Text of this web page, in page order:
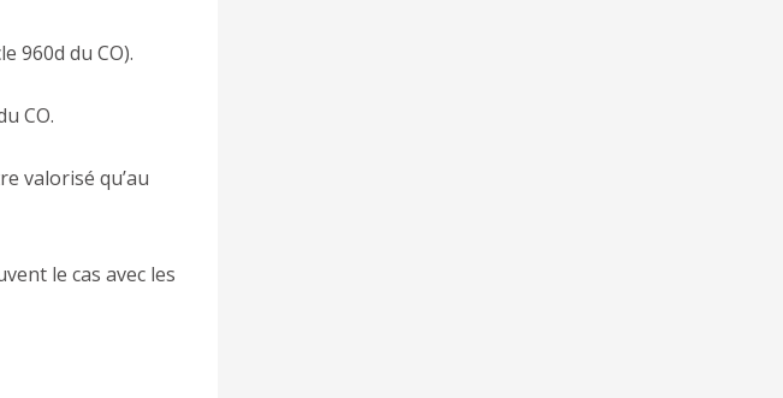
960d du CO).
CO.
valorisé qu’au
le cas avec les